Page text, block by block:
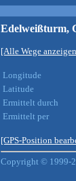
Edelweißturm,
[Alle Wege
Longitude
Latitude
Ermittelt durch
Ermittelt per
[GPS-Position
Copyright © 1999-